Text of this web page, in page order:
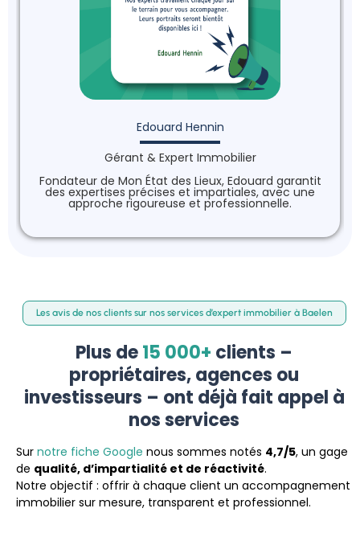
Edouard Hennin
Gérant & Expert Immobilier
Fondateur de Mon État des Lieux, Edouard garantit
des expertises précises et impartiales, avec une
approche rigoureuse et professionnelle.
Les avis de nos clients sur nos services d’expert immobilier à Baelen
Plus de15 000+ clients –
propriétaires, agences ou
investisseurs – ont déjà fait appel à
nos services
Sur notre fiche Google nous sommes notés 4,7/5, un gage
de qualité, d’impartialité et de réactivité.
Notre objectif : offrir à chaque client un accompagnement
immobilier sur mesure, transparent et professionnel.